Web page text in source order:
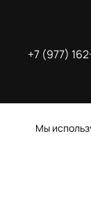
+7 (977)
Мы